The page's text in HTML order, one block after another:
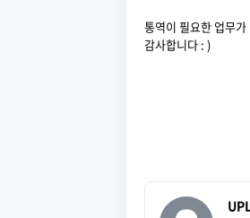
통역이 필요한 업무
감사합니다 : )